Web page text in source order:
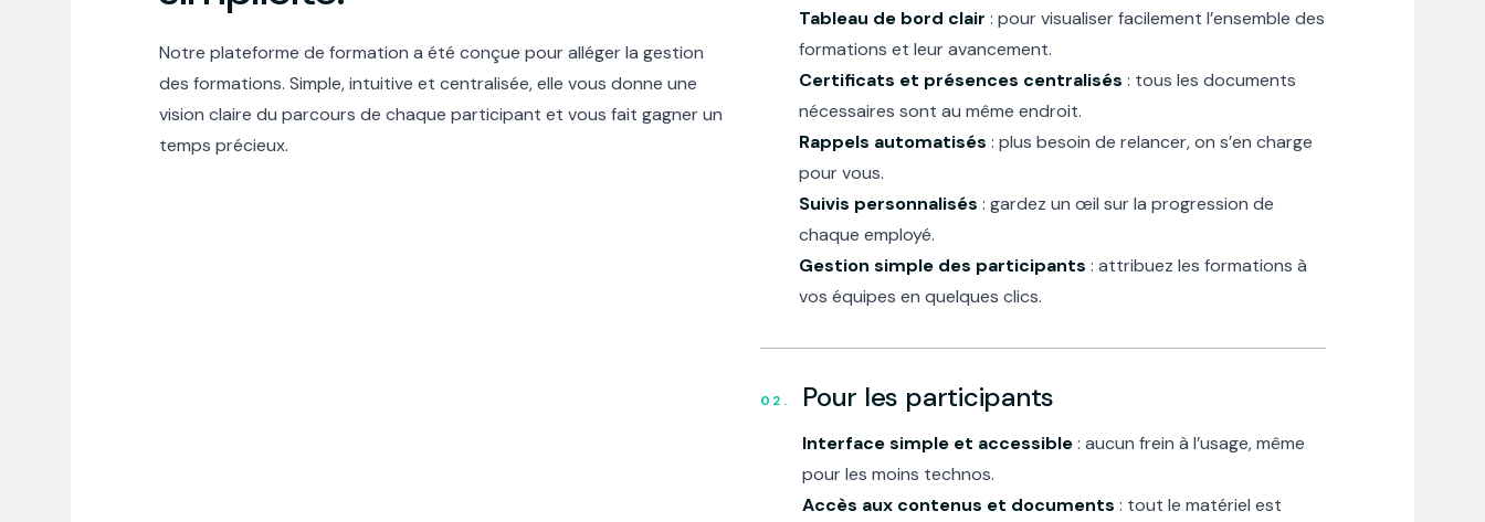
Notre plateforme de formation a été conçue pour alléger la gestion
des formations. Simple, intuitive et centralisée, elle vous donne une
vision claire du parcours de chaque participant et vous fait gagner un
temps précieux.
Tableau de bord clair : pour visualiser facilement l’ensemble des
formations et leur avancement.
Certificats et présences centralisés : tous les documents
nécessaires sont au même endroit.
Rappels automatisés : plus besoin de relancer, on s’en charge
pour vous.
Suivis personnalisés : gardez un œil sur la progression de
chaque employé.
Gestion simple des participants : attribuez les formations à
vos équipes en quelques clics.
Pour les participants
Interface simple et accessible: aucun frein à l’usage, même
pour les moins technos.
Accès aux contenus et documents : tout le matériel est